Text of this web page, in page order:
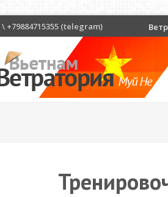
\ +79884715355 (telegram)